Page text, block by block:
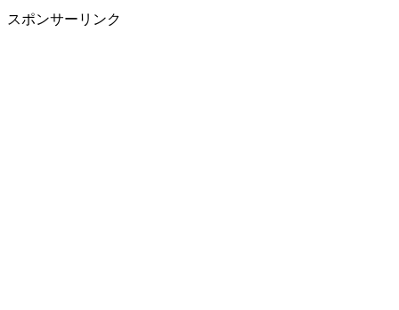
スポンサーリンク